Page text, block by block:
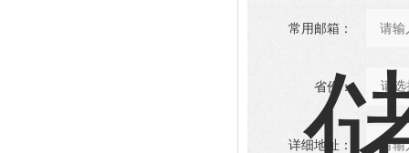
常用邮箱：
省份：
详细地址：